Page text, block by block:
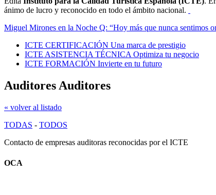
ánimo de lucro y reconocido en todo el ámbito nacional.
Miguel Mirones en la Noche Q: “Hoy más que nunca sentimos
ICTE CERTIFICACIÓN Una marca de prestigio
ICTE ASISTENCIA TÉCNICA Optimiza tu negocio
ICTE FORMACIÓN Invierte en tu futuro
Auditores Auditores
« volver al listado
TODAS - TODOS
Contacto de empresas auditoras reconocidas por el ICTE
OCA